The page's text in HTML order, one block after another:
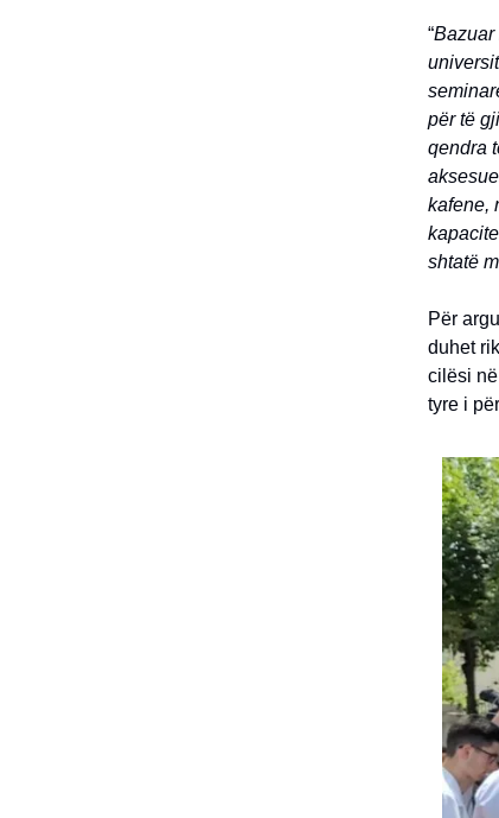
“Bazuar
për të
qendra
kafene,
shtatë
Për
duhet
cilësi
tyre i